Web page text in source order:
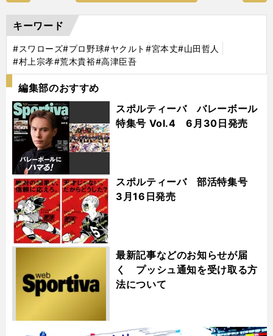
キーワード
#スワローズ#プロ野球#ヤクルト #宮本丈#山田哲人
#村上宗孝#荒木貴裕#高津臣吾
編集部のおすすめ
スポルティーバ バレーボール
特集号 Vol.4 6月30日発売
スポルティーバ 部活特集号
3月16日発売
最新記事などのお知らせが届
く プッシュ通知を受け取る方
法について